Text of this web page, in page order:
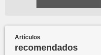
Artículos
recomendados